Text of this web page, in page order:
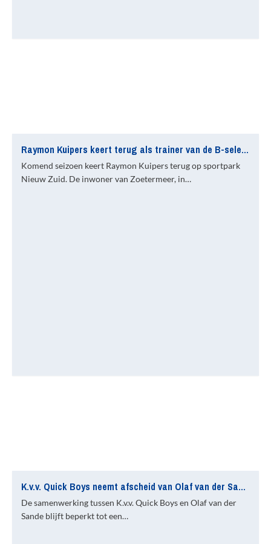
Raymon Kuipers keert terug als trainer van de B-selectie
Komend seizoen keert Raymon Kuipers terug op sportpark
Nieuw Zuid. De inwoner van Zoetermeer, in…
K.v.v. Quick Boys neemt afscheid van Olaf van der Sande
De samenwerking tussen K.v.v. Quick Boys en Olaf van der
Sande blijft beperkt tot een…